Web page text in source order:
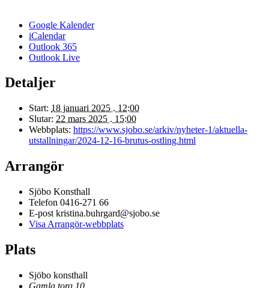
Google Kalender
iCalendar
Outlook 365
Outlook Live
Detaljer
Start: 18 januari 2025 . 12:00
Slutar: 22 mars 2025 . 15:00
Webbplats: https://www.sjobo.se/arkiv/nyheter-1/aktuella-
utstallningar/2024-12-16-brutus-ostling.html
Arrangör
Sjöbo Konsthall
Telefon 0416-271 66
E-post kristina.buhrgard@sjobo.se
Visa Arrangör-webbplats
Plats
Sjöbo konsthall
Gamla torg 10